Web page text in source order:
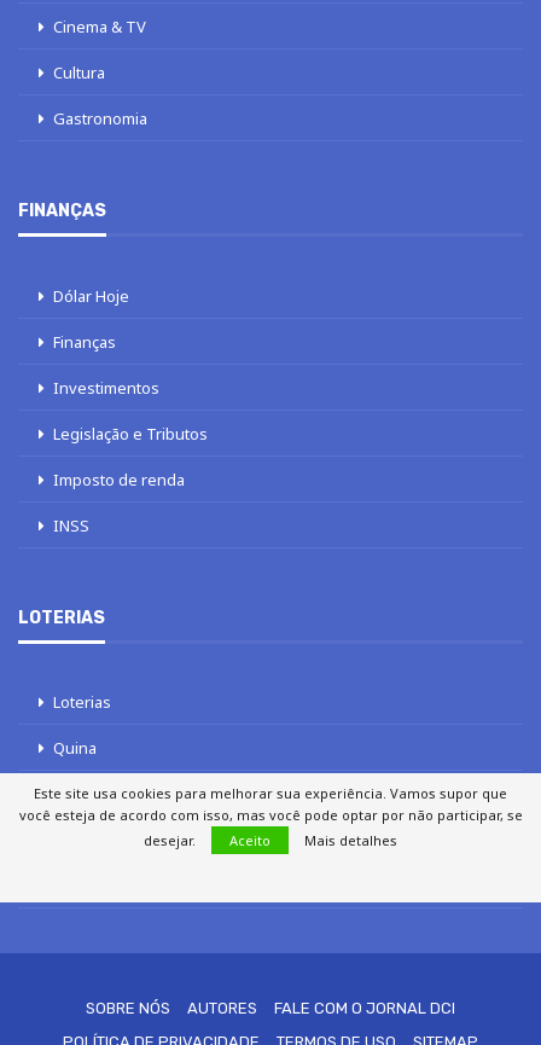
Cinema & TV
Cultura
Gastronomia
FINANÇAS
Dólar Hoje
Finanças
Investimentos
Legislação e Tributos
Imposto de renda
INSS
LOTERIAS
Loterias
Quina
Lotofácil
SOBRE NÓS AUTORES
FALE COM O JORNAL DCI
Este site usa cookies para melhorar sua experiência. Vamos supor que
você esteja de acordo com isso, mas você pode optar por não participar, se
desejar.
Aceito Mais detalhes